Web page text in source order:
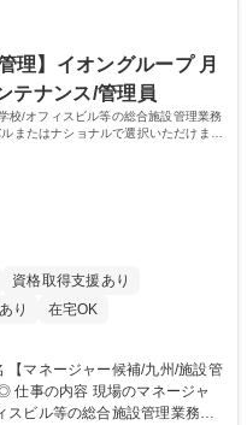
す。 学歴・資格 学
学力： 資格：
理】イオングループ 月
テナンス/管理員
校/オフィスビル等の総合施設管理業務
またはナショナルで選択いただけま
資格取得支援あり
り 在宅OK
ャ
スビル等の総合施設管理業務を